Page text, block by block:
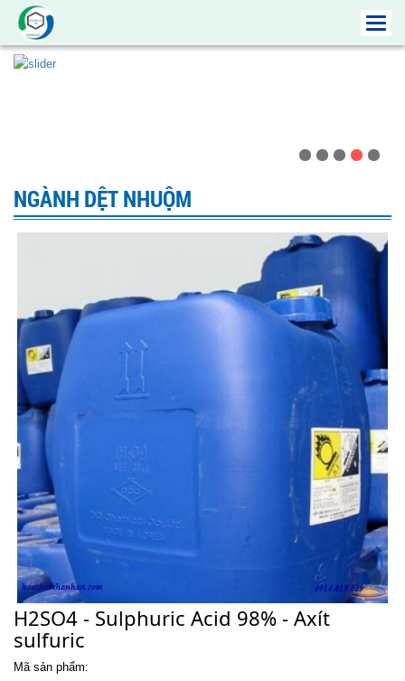
NGÀNH DỆT NHUỘM
H2SO4 - Sulphuric Acid 98% - Axít
sulfuric
Mã sản phẩm: